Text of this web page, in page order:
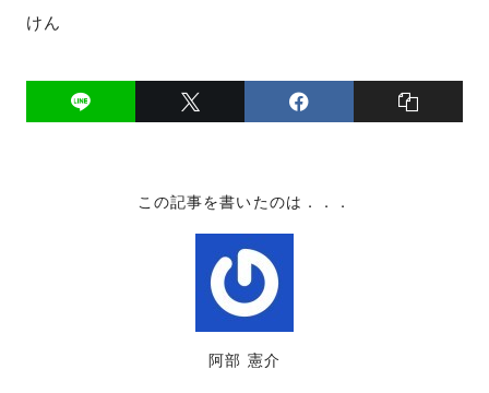
けん
この記事を書いたのは．．．
阿部 憲介